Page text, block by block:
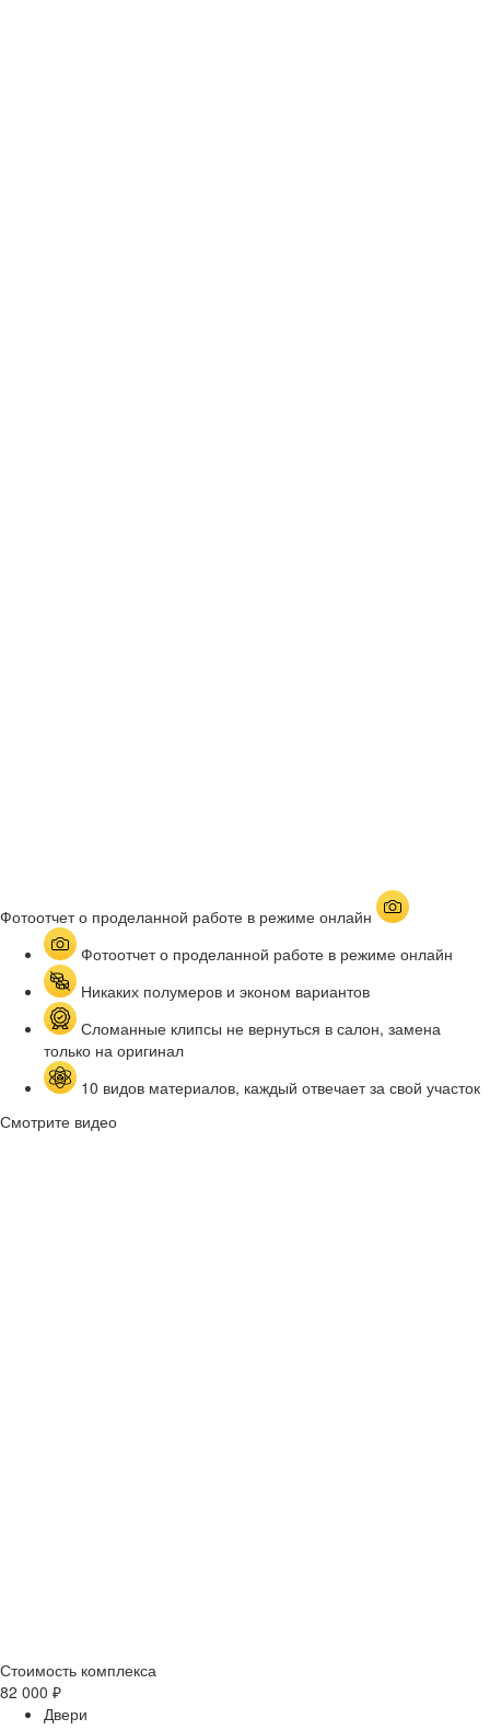
Фотоотчет о проделанной работе в режиме онлайн
Фотоотчет о проделанной работе в режиме онлайн
Никаких полумеров и эконом вариантов
Сломанные клипсы не вернуться в салон, замена
только на оригинал
10 видов материалов, каждый отвечает за свой участок
Смотрите видео
Стоимость комплекса
82 000 ₽
Двери